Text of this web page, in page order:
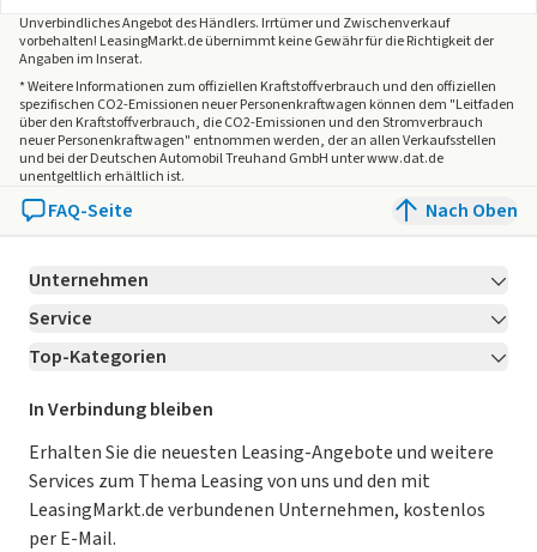
Unverbindliches Angebot desHändlers. Irrtümer und Zwischenverkauf
vorbehalten! LeasingMarkt.de übernimmt keine Gewähr für die Richtigkeit der
Angaben im Inserat.
* Weitere Informationen zum offiziellen Kraftstoffverbrauch und den offiziellen
spezifischen CO2-Emissionen neuer Personenkraftwagen können dem "Leitfaden
über den Kraftstoffverbrauch, die CO2-Emissionen und den Stromverbrauch
neuer Personenkraftwagen" entnommen werden, der an allen Verkaufsstellen
und bei der Deutschen Automobil Treuhand GmbH unter www.dat.de
unentgeltlich erhältlich ist.
FAQ-Seite Nach Oben
Unternehmen
Über LeasingMarkt.de
Karriere Jetzt bewerben!
Für Händler
Kooperation mit AutoScout24
AGB
Datenschutz
Service
Kontakt
Ratgeber
Magazin
Datenschutz-Einstellungen
So funktioniert’s
Top-Kategorien
Leasing Deals
Gebrauchtwagen Leasing
Leasing ohne Anzahlung
E-Auto Leasing
In Verbindung bleiben
Erhalten Sie die neuesten Leasing-Angebote und weitere
Services zum Thema Leasing von uns und den mit
LeasingMarkt.de verbundenen Unternehmen, kostenlos
per E-Mail.